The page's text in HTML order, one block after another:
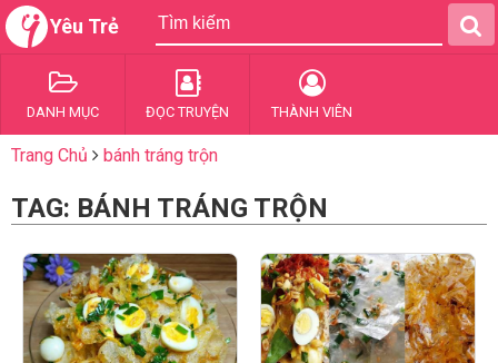
Yêu Trẻ
DANH MỤC ĐỌC TRUYỆN THÀNH VIÊN
Trang Chủ bánh tráng trộn
TAG: BÁNH TRÁNG TRỘN